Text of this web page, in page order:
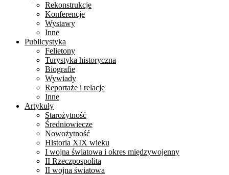
Rekonstrukcje
Konferencje
Wystawy
Inne
Publicystyka
Felietony
Turystyka historyczna
Biografie
Wywiady
Reportaże i relacje
Inne
Artykuły
Starożytność
Średniowiecze
Nowożytność
Historia XIX wieku
I wojna światowa i okres międzywojenny
II Rzeczpospolita
II wojna światowa